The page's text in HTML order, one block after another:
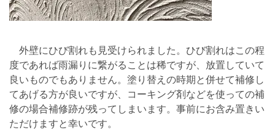
外壁にひび割れも見受けられました。ひび割れはこの程
度であれば雨漏りに繋がることは稀ですが、放置していて
良いものでもありません。塗り替えの時期と併せて補修し
てあげる方が良いですが、コーキング剤などを使っての補
修の場合補修跡が残ってしまいます。事前にお含み置きい
ただけますと幸いです。